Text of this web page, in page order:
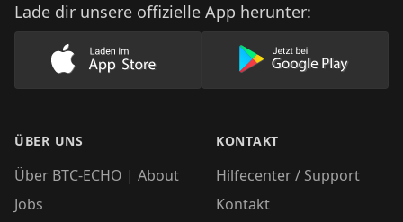
Lade dir unsere offizielle App herunter:
Lade unsere App im AppStore herunter
Lade unsere
ÜBER UNS
Über BTC-ECHO | About
Jobs
KONTAKT
Hilfecenter / Support
Kontakt